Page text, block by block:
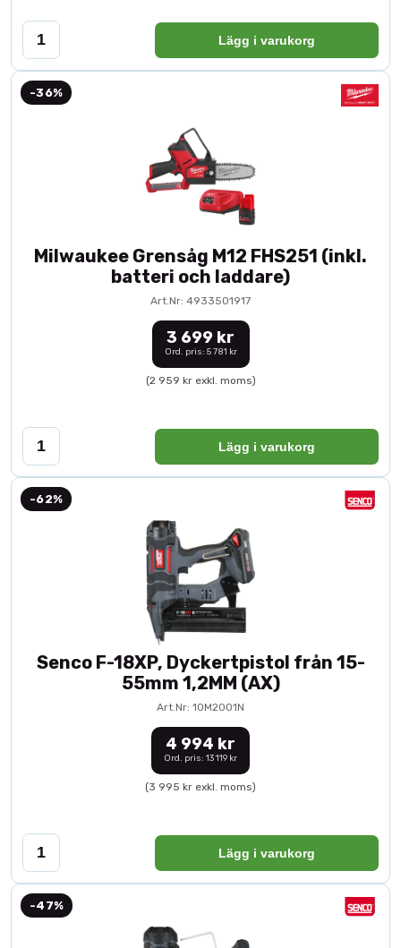
Lägg i varukorg
-36%
Milwaukee Grensåg M12 FHS251 (inkl.
batteri och laddare)
Art.Nr: 4933501917
3 699 kr
Ord. pris: 5 781 kr
(2 959 kr exkl. moms)
Lägg i varukorg
-62%
Senco F-18XP, Dyckertpistol från 15-
55mm 1,2MM (AX)
Art.Nr: 10M2001N
4 994 kr
Ord. pris: 13 119 kr
(3 995 kr exkl. moms)
Lägg i varukorg
-47%